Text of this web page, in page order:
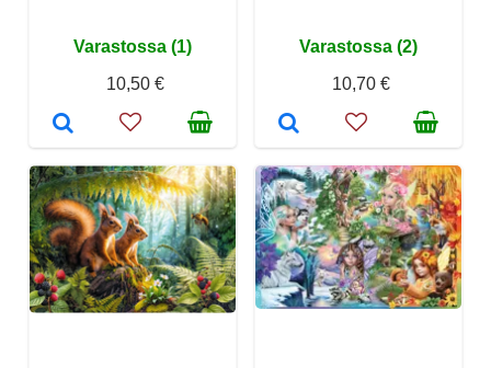
Varastossa (1)
10,50 €
Varastossa (2)
10,70 €